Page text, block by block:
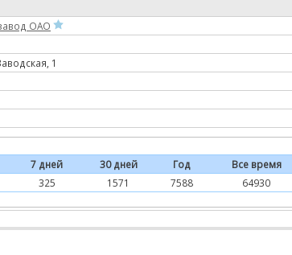
ОАО
1
7 дней 30 дней Год
Все время
325 1571 7588 64930